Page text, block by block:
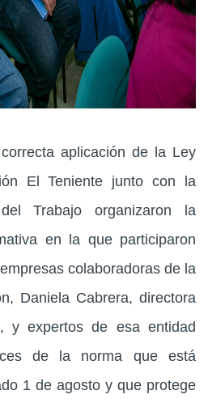
aplicación de la Ley
El Teniente junto con la
Trabajo organizaron la
en la que participaron
colaboradoras de la
Daniela Cabrera, directora
y expertos de esa entidad
de la norma que está
1 de agosto y que protege